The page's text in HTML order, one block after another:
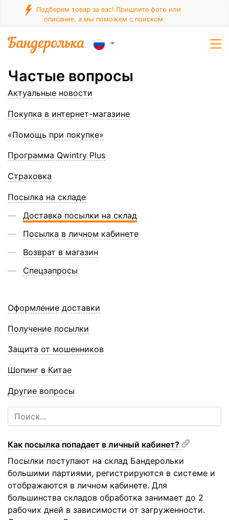
Подберем товар за вас! Пришлите фото или
описание, а мы поможем с поиском
Частые вопросы
Актуальные новости
Покупка в интернет-магазине
«Помощь при покупке»
Программа Qwintry Plus
Страховка
Посылка на складе
Доставка посылки на склад
Посылка в личном кабинете
Возврат в магазин
Спецзапросы
Оформление доставки
Получение посылки
Защита от мошенников
Шопинг в Китае
Другие вопросы
Как посылка попадает в личный кабинет?
Посылки поступают на склад Бандерольки
большими партиями, регистрируются в системе и
отображаются в личном кабинете. Для
большинства складов обработка занимает до 2
рабочих дней в зависимости от загруженности.